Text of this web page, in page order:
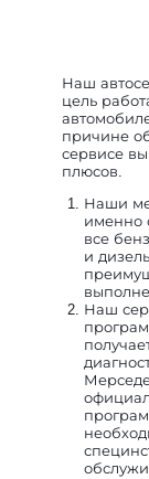
Наш
цель
причине
сервисе
плюсов.
Наши
именно
все
и
Наш